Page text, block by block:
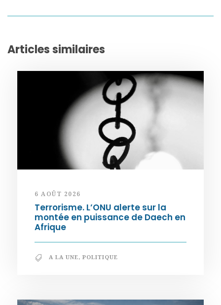
Articles similaires
6 AOÛT 2026
Terrorisme. L’ONU alerte sur la
montée en puissance de Daech en
Afrique
A LA UNE, POLITIQUE